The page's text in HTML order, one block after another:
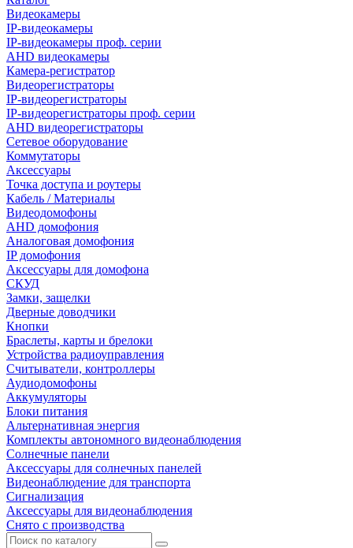
Видеокамеры
IP-видеокамеры
IP-видеокамеры проф. серии
AHD видеокамеры
Камера-регистратор
Видеорегистраторы
IP-видеорегистраторы
IP-видеорегистраторы проф. серии
AHD видеорегистраторы
Сетевое оборудование
Коммутаторы
Аксессуары
Точка доступа и роутеры
Кабель / Материалы
Видеодомофоны
AHD домофония
Аналоговая домофония
IP домофония
Аксессуары для домофона
СКУД
Замки, защелки
Дверные доводчики
Кнопки
Браслеты, карты и брелоки
Устройства радиоуправления
Считыватели, контроллеры
Аудиодомофоны
Аккумуляторы
Блоки питания
Альтернативная энергия
Комплекты автономного видеонаблюдения
Солнечные панели
Аксессуары для солнечных панелей
Видеонаблюдение для транспорта
Сигнализация
Аксессуары для видеонаблюдения
Снято с производства